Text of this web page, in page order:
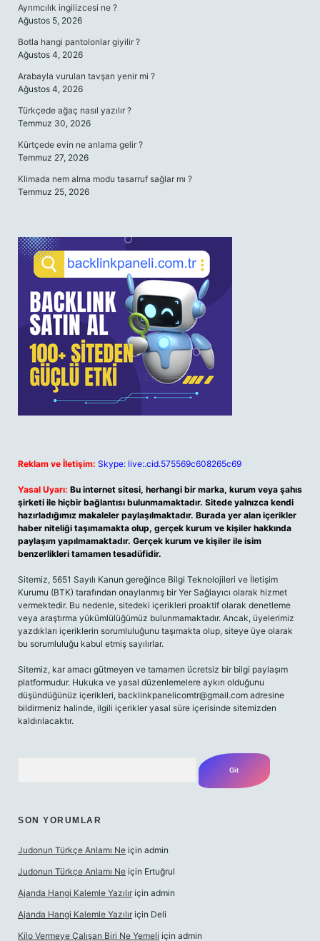
Ayrımcılık ingilizcesi ne ?
Ağustos 5, 2026
Botla hangi pantolonlar giyilir ?
Ağustos 4, 2026
Arabayla vurulan tavşan yenir mi ?
Ağustos 4, 2026
Türkçede ağaç nasıl yazılır ?
Temmuz 30, 2026
Kürtçede evin ne anlama gelir ?
Temmuz 27, 2026
Klimada nem alma modu tasarruf sağlar mı ?
Temmuz 25, 2026
Reklam ve İletişim: Skype: live:.cid.575569c608265c69
Yasal Uyarı: Bu internet sitesi, herhangi bir marka, kurum veya şahıs
şirketi ile hiçbir bağlantısı bulunmamaktadır. Sitede yalnızca kendi
hazırladığımız makaleler paylaşılmaktadır. Burada yer alan içerikler
haber niteliği taşımamakta olup, gerçek kurum ve kişiler hakkında
paylaşım yapılmamaktadır. Gerçek kurum ve kişiler ile isim
benzerlikleri tamamen tesadüfidir.
Sitemiz, 5651 Sayılı Kanun gereğince Bilgi Teknolojileri ve İletişim
Kurumu (BTK) tarafından onaylanmış bir Yer Sağlayıcı olarak hizmet
vermektedir. Bu nedenle, sitedeki içerikleri proaktif olarak denetleme
veya araştırma yükümlülüğümüz bulunmamaktadır. Ancak, üyelerimiz
yazdıkları içeriklerin sorumluluğunu taşımakta olup, siteye üye olarak
bu sorumluluğu kabul etmiş sayılırlar.
Sitemiz, kar amacı gütmeyen ve tamamen ücretsiz bir bilgi paylaşım
platformudur. Hukuka ve yasal düzenlemelere aykırı olduğunu
düşündüğünüz içerikleri, backlinkpanelicomtr@gmail.com adresine
bildirmeniz halinde, ilgili içerikler yasal süre içerisinde sitemizden
kaldırılacaktır.
SON YORUMLAR
Judonun Türkçe Anlamı Ne için admin
Judonun Türkçe Anlamı Ne için Ertuğrul
Ajanda Hangi Kalemle Yazılır için admin
Ajanda Hangi Kalemle Yazılır için Deli
Kilo Vermeye Çalışan Biri Ne Yemeli için admin